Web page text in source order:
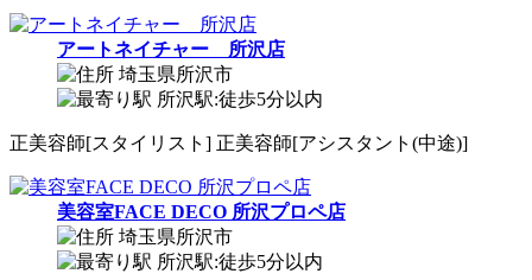
アートネイチャー 所沢店
埼玉県所沢市
所沢駅:徒歩5分以内
正美容師[スタイリスト] 正美容師[アシスタント(中途)]
美容室FACE DECO 所沢プロペ店
埼玉県所沢市
所沢駅:徒歩5分以内